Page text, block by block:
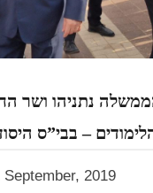
נתניהו ושר
– בבי”ס
September, 2019